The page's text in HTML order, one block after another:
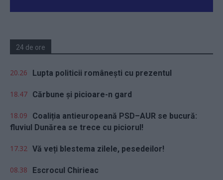
24 de ore
20.26 Lupta politicii românești cu prezentul
18.47 Cărbune și picioare-n gard
18.09
Coaliția antieuropeană PSD–AUR se bucură:
fluviul Dunărea se trece cu piciorul!
17.32 Vă veți blestema zilele, pesedeilor!
08.38 Escrocul Chirieac